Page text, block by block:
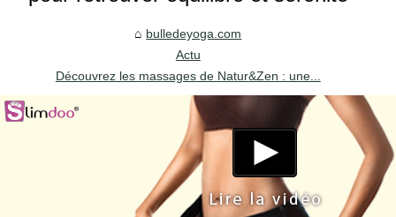
bulledeyoga.com
Actu
Découvrez les massages de Natur&Zen : une...